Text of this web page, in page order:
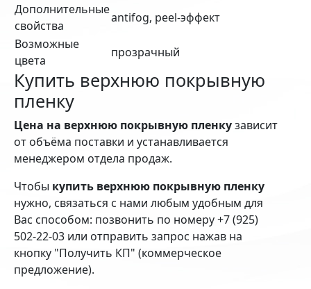
Дополнительные
свойства
antifog, peel-эффект
Возможные
цвета
прозрачный
Купить верхнюю покрывную
пленку
Цена на верхнюю покрывную пленкузависит
от объёма поставки и устанавливается
менеджером отдела продаж.
Чтобы купить верхнюю покрывную пленку
нужно, связаться с нами любым удобным для
Вас способом: позвонить по номеру +7 (925)
502-22-03 или отправить запрос нажав на
кнопку "Получить КП" (коммерческое
предложение).